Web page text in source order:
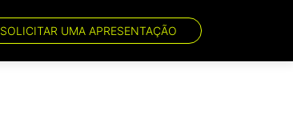
SOLICITAR UMA APRESENTAÇÃO